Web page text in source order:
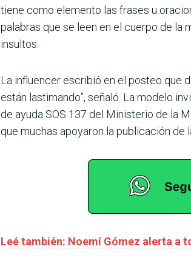
tiene como elemento las frases u
palabras que se leen en el cuerpo de la
insultos.
La influencer escribió en el posteo que
están lastimando”, señaló. La modelo
de ayuda SOS 137 del Ministerio de la
que muchas apoyaron la publicación de
Leé también: Noemí Gómez alerta a